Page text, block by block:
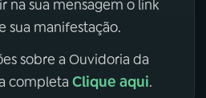
na sua mensagem o link
sua manifestação.
sobre a Ouvidoria da
completa Clique aqui.